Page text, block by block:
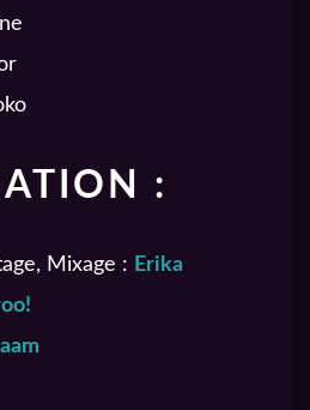
:
Mixage : Erika